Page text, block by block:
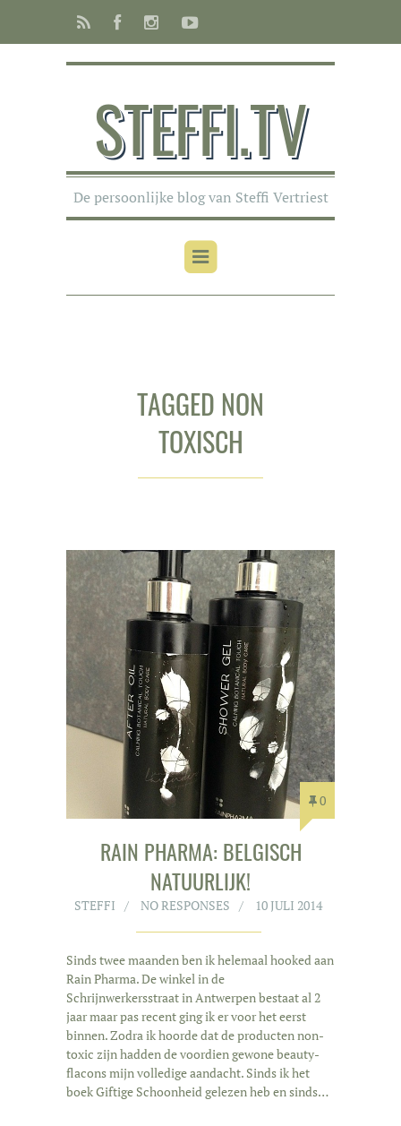
STEFFI.TV
De persoonlijke blog van Steffi Vertriest
TAGGED NON
TOXISCH
0
RAIN PHARMA: BELGISCH
NATUURLIJK!
STEFFI NO RESPONSES 10 JULI 2014
Sinds twee maanden ben ik helemaal hooked aan
Rain Pharma. De winkel in de
Schrijnwerkersstraat in Antwerpen bestaat al 2
jaar maar pas recent ging ik er voor het eerst
binnen. Zodra ik hoorde dat de producten non-
toxic zijn hadden de voordien gewone beauty-
flacons mijn volledige aandacht. Sinds ik het
boek Giftige Schoonheid gelezen heb en sinds…